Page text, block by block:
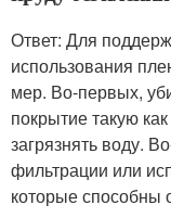
Ответ: Для
использования
мер. Во-первых,
покрытие такую
загрязнять воду.
фильтрации или
которые способны